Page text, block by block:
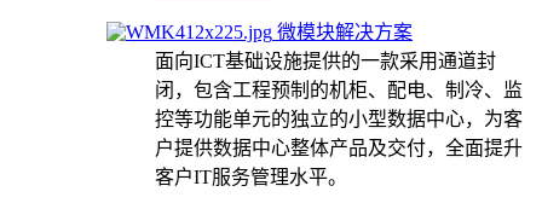
微模块解决方案
面向ICT基础设施提供的一款采用通道封
闭，包含工程预制的机柜、配电、制冷、监
控等功能单元的独立的小型数据中心，为客
户提供数据中心整体产品及交付，全面提升
客户IT服务管理水平。